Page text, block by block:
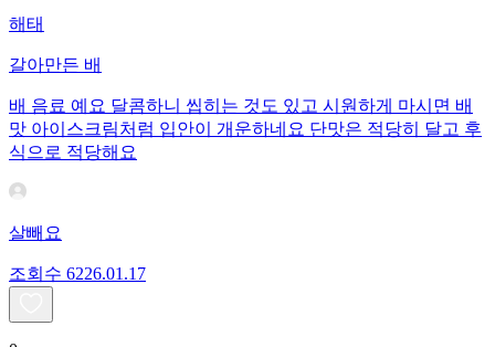
해태
갈아만든 배
배 음료 예요 달콤하니 씹히는 것도 있고 시원하게 마시면 배
맛 아이스크림처럼 입안이 개운하네요 단맛은 적당히 달고 후
식으로 적당해요
살빼요
조회수 6226.01.17